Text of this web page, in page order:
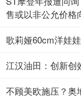
售或以非公允价格
歌莉娅60cm洋娃
江汉油田：创新创
不顾美欧施压？奥